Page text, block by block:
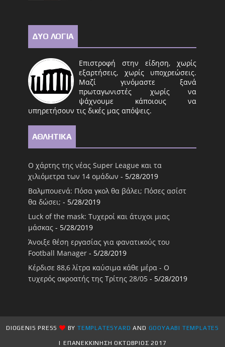
ΔΥΟ ΛΟΓΙΑ
Επιστροφή στην είδηση, χωρίς
εξαρτήσεις, χωρίς υποχρεώσεις.
Μαζί γινόμαστε ξανά
πρωταγωνιστές χωρίς να
ψάχνουμε κάποιους να
υπηρετήσουν τις δικές μας απόψεις.
ΑΘΛΗΤΙΚΑ
Ο χάρτης της νέας Super League και τα
χιλιόμετρα των 14 ομάδων - 5/28/2019
Βαλμπουενά: Πόσα γκολ θα βάλει; Πόσες ασίστ
θα δώσει; - 5/28/2019
Luck of the mask: Τυχεροί και άτυχοι μιας
μάσκας - 5/28/2019
Άνοιξε θέση εργασίας για φανατικούς του
Football Μanager - 5/28/2019
Κέρδισε 88,6 λίτρα καύσιμα κάθε μέρα - Ο
τυχερός ακροατής της Τρίτης 28/05 - 5/28/2019
DIOGENIS PRESS BYTEMPLATESYARD AND GOOYAABI TEMPLATES
| ΕΠΑΝΕΚΚΙΝΗΣΗ ΟΚΤΩΒΡΙΟΣ 2017